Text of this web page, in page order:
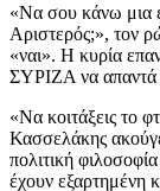
«Να σου κάνω μια
Αριστερός;», τον
«ναι». Η κυρία
ΣΥΡΙΖΑ να απαντά
«Να κοιτάξεις το
Κασσελάκης
πολιτική
έχουν εξαρτημένη